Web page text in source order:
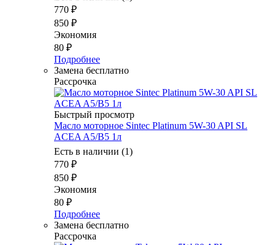
770 ₽
850 ₽
Экономия
80 ₽
Подробнее
Замена бесплатно
Рассрочка
Быстрый просмотр
Масло моторное Sintec Platinum 5W-30 API SL
ACEA A5/B5 1л
Есть в наличии (1)
770 ₽
850 ₽
Экономия
80 ₽
Подробнее
Замена бесплатно
Рассрочка